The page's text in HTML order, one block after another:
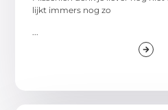
lijkt immers nog zo
...